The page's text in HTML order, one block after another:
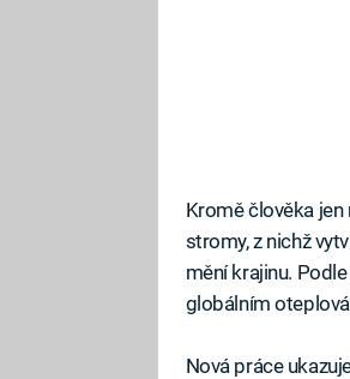
Kromě člověka
stromy, z nichž
mění krajinu.
globálním
Nová práce